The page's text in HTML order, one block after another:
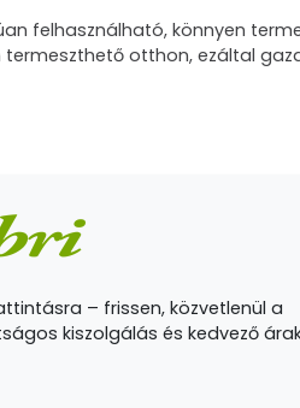
felhasználható, könnyen
otthon, ezáltal
– frissen, közvetlenül a
kiszolgálás és kedvező